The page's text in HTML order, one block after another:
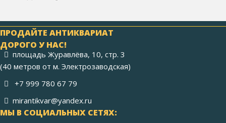
ПРОДАЙТЕ АНТИКВАРИАТ
ДОРОГО У НАС!
площадь Журавлёва, 10, стр. 3
(40 метров от м. Электрозаводская)
+7 999 780 67 79
mirantikvar@yandex.ru
МЫ В СОЦИАЛЬНЫХ СЕТЯХ: